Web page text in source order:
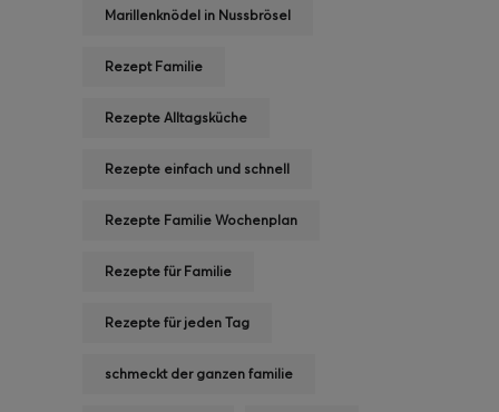
Marillenknödel in Nussbrösel
Rezept Familie
Rezepte Alltagsküche
Rezepte einfach und schnell
Rezepte Familie Wochenplan
Rezepte für Familie
Rezepte für jeden Tag
schmeckt der ganzen familie